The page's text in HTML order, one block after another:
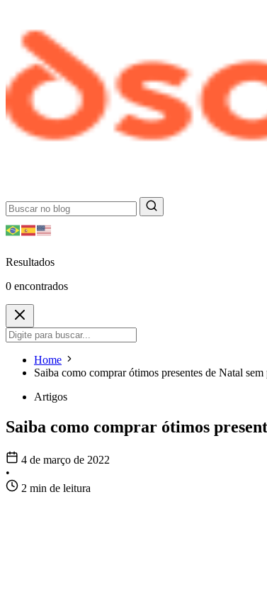
Resultados
0 encontrados
Home
Saiba como comprar ótimos presentes de Natal
Artigos
Saiba como comprar ótimos
4 de março de 2022
•
2 min de leitura